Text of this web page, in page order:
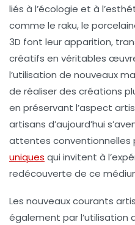
liés à l’écologie et à
comme le raku, le
3D font leur apparition,
créatifs en véritables
l’utilisation de nouveaux
de réaliser des créations
en préservant l’aspect
artisans d’aujourd’hui
attentes conventionnelles
uniques qui invitent à
redécouverte de ce
Les nouveaux courants
également par l’utilisation